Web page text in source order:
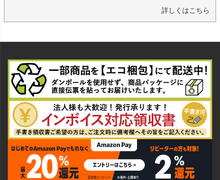
詳しくはこちら